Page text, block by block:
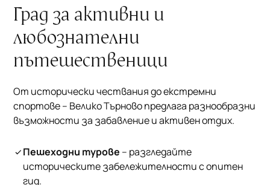
Град за активни и
любознателни
пътешественици
От исторически чествания до екстремни
спортове – Велико Търново предлага разнообразни
възможности за забавление и активен отдих.
Пешеходни турове – разгледайте
историческите забележителности с опитен
гид.